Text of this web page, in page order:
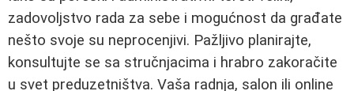
zadovoljstvo rada za sebe i mogućnost da građate
nešto svoje su neprocenjivi. Pažljivo planirajte,
konsultujte se sa stručnjacima i hrabro zakoračite
u svet preduzetništva. Vaša radnja, salon ili online